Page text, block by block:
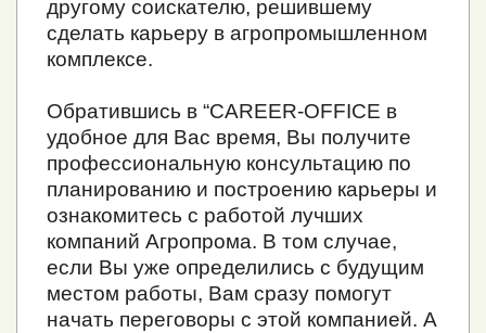
другому соискателю, решившему
сделать карьеру в агропромышленном
комплексе.
Обратившись в “CAREER-OFFICE в
удобное для Вас время, Вы получите
профессиональную консультацию по
планированию и построению карьеры и
ознакомитесь с работой лучших
компаний Агропрома. В том случае,
если Вы уже определились с будущим
местом работы, Вам сразу помогут
начать переговоры с этой компанией. А